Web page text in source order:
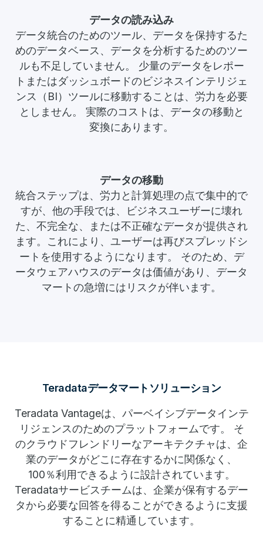
データの読み込み
データ統合のためのツール、データを保持するた
めのデータベース、データを分析するためのツー
ルも不足していません。 少量のデータをレポー
トまたはダッシュボードのビジネスインテリジェ
ンス（BI）ツールに移動することは、労力を必要
としません。 実際のコストは、データの移動と
変換にあります。
データの移動
統合ステップは、労力と計算処理の点で集中的で
すが、他の手段では、ビジネスユーザーに壊れ
た、不完全な、または不正確なデータが提供され
ます。これにより、ユーザーは再びスプレッドシ
ートを使用するようになります。 そのため、デ
ータウェアハウスのデータは価値があり、データ
マートの急増にはリスクが伴います。
Teradataデータマートソリューション
Teradata Vantageは、パーベイシブデータインテ
リジェンスのためのプラットフォームです。 そ
のクラウドフレンドリーなアーキテクチャは、企
業のデータがどこに存在するかに関係なく、
100％利用できるように設計されています。
Teradataサービスチームは、企業が保有するデー
タから必要な回答を得ることができるように支援
することに精通しています。